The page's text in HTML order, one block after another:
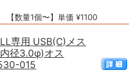
【数量1個〜】単価 ¥1100
専用 USB(C)メス
径3.0φ)オス
015